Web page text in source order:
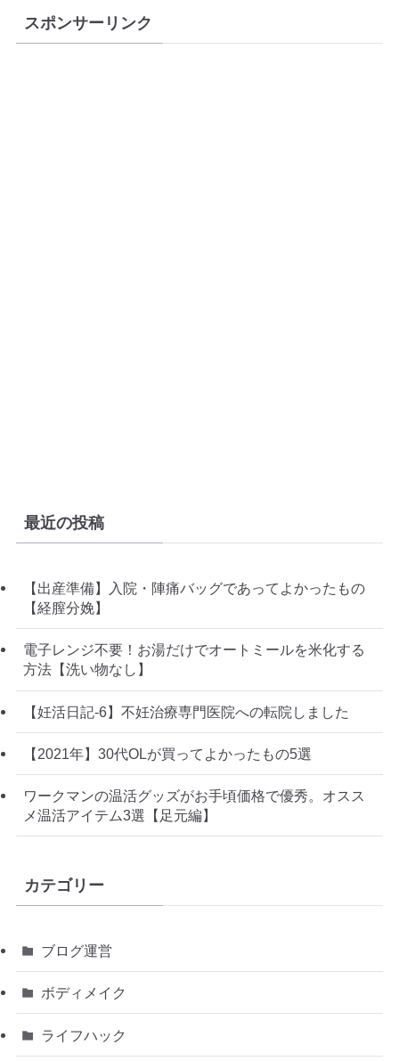
スポンサーリンク
最近の投稿
【出産準備】入院・陣痛バッグであってよかったもの
【経膣分娩】
電子レンジ不要！お湯だけでオートミールを米化する
方法【洗い物なし】
【妊活日記-6】不妊治療専門医院への転院しました
【2021年】30代OLが買ってよかったもの5選
ワークマンの温活グッズがお手頃価格で優秀。オスス
メ温活アイテム3選【足元編】
カテゴリー
ブログ運営
ボディメイク
ライフハック